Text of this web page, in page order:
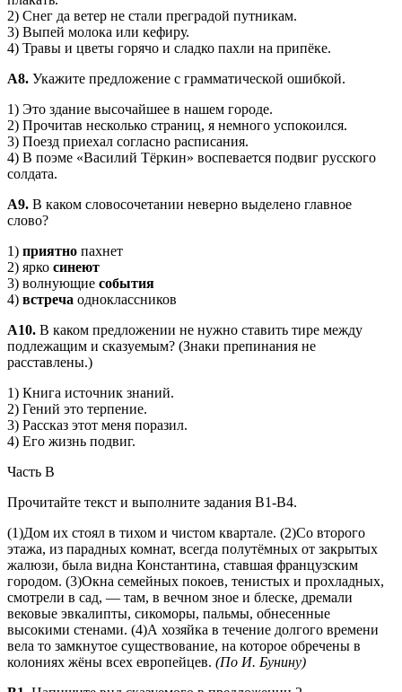
2) Снег да ветер не стали преградой путникам.
3) Выпей молока или кефиру.
4) Травы и цветы горячо и сладко пахли на припёке.
A8. Укажите предложение с грамматической ошибкой.
1) Это здание высочайшее в нашем городе.
2) Прочитав несколько страниц, я немного успокоился.
3) Поезд приехал согласно расписания.
4) В поэме «Василий Тёркин» воспевается подвиг русского
солдата.
А9. В каком словосочетании неверно выделено главное
слово?
1) приятно пахнет
2) ярко синеют
3) волнующие события
4) встреча одноклассников
А10. В каком предложении не нужно ставить тире между
подле­жащим и сказуемым? (Знаки препинания не
расставлены.)
1) Книга источник знаний.
2) Гений это терпение.
3) Рассказ этот меня поразил.
4) Его жизнь подвиг.
Часть В
Прочитайте текст и выполните задания В1-В4.
(1)Дом их стоял в тихом и чистом квартале. (2)Со второ­го
этажа, из парадных комнат, всегда полутёмных от закры­тых
жалюзи, была видна Константина, ставшая француз­ским
городом. (3)Окна семейных покоев, тенистых и прохладных,
смотрели в сад, — там, в вечном зное и блеске, дремали
вековые эвкалипты, сикоморы, пальмы, обнесен­ные
высокими стенами. (4)А хозяйка в течение долгого вре­мени
вела то замкнутое существование, на которое обречены в
колониях жёны всех европейцев. (По И. Бунину)